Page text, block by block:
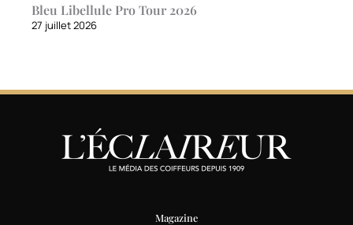
Bleu Libellule Pro Tour 2026
27 juillet 2026
Magazine